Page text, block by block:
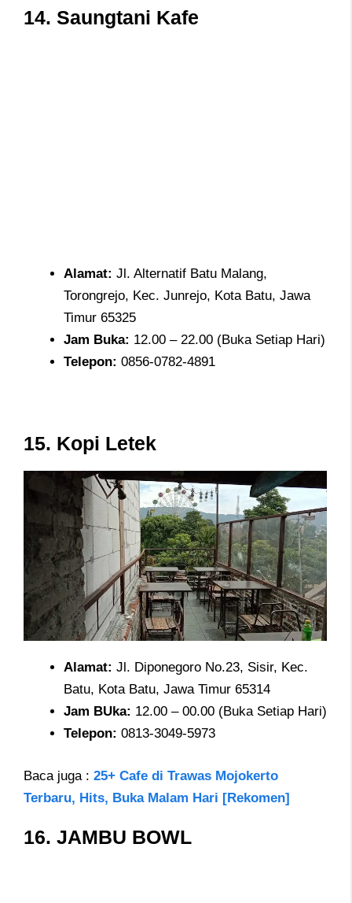
14. Saungtani Kafe
Alamat: Jl. Alternatif Batu Malang,
Torongrejo, Kec. Junrejo, Kota Batu, Jawa
Timur 65325
Jam Buka: 12.00 – 22.00 (Buka Setiap Hari)
Telepon: 0856-0782-4891
15. Kopi Letek
Alamat: Jl. Diponegoro No.23, Sisir, Kec.
Batu, Kota Batu, Jawa Timur 65314
Jam BUka: 12.00 – 00.00 (Buka Setiap Hari)
Telepon: 0813-3049-5973
Baca juga : 25+ Cafe di Trawas Mojokerto
Terbaru, Hits, Buka Malam Hari [Rekomen]
16. JAMBU BOWL